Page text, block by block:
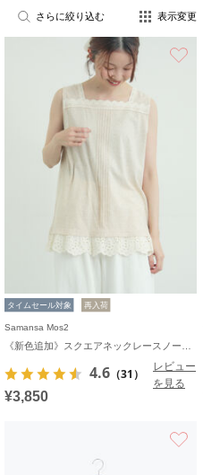
さらに絞り込む 表示変更
タイムセール対象 再入荷
Samansa Mos2
4.6 （31）
レビュー
を見る
¥3,850